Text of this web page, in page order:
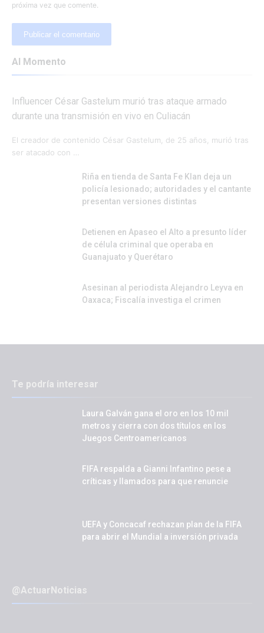
próxima vez que comente.
Al Momento
Influencer César Gastelum murió tras ataque armado
durante una transmisión en vivo en Culiacán
El creador de contenido César Gastelum, de 25 años, murió tras
ser atacado con …
Riña en tienda de Santa Fe Klan deja un
policía lesionado; autoridades y el cantante
presentan versiones distintas
Detienen en Apaseo el Alto a presunto líder
de célula criminal que operaba en
Guanajuato y Querétaro
Asesinan al periodista Alejandro Leyva en
Oaxaca; Fiscalía investiga el crimen
Te podría interesar
Laura Galván gana el oro en los 10 mil
metros y cierra con dos títulos en los
Juegos Centroamericanos
FIFA respalda a Gianni Infantino pese a
críticas y llamados para que renuncie
UEFA y Concacaf rechazan plan de la FIFA
para abrir el Mundial a inversión privada
@ActuarNoticias